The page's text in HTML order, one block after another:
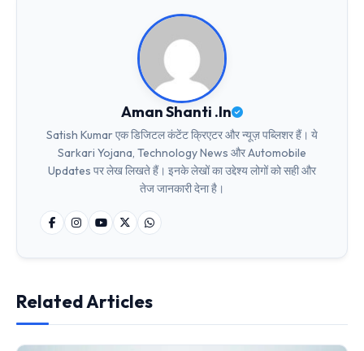
Aman Shanti .In
Satish Kumar एक डिजिटल कंटेंट क्रिएटर और न्यूज़ पब्लिशर हैं। ये
Sarkari Yojana, Technology News और Automobile
Updates पर लेख लिखते हैं। इनके लेखों का उद्देश्य लोगों को सही और
तेज जानकारी देना है।
Related Articles